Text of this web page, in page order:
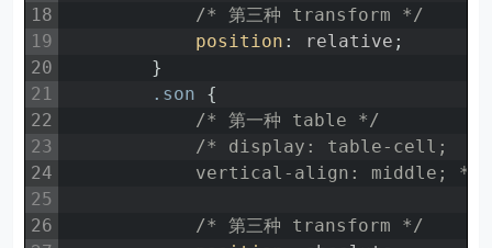
18
19
20
21
22
23
24
25
26
/* 第三种 transform */
position : relative ;
}
.son {
/* 第一种 table */
/* display: table-cell;
vertical-align: middle; */
/* 第三种 transform */